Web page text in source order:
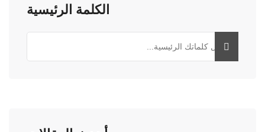
الكلمة الرئيسية